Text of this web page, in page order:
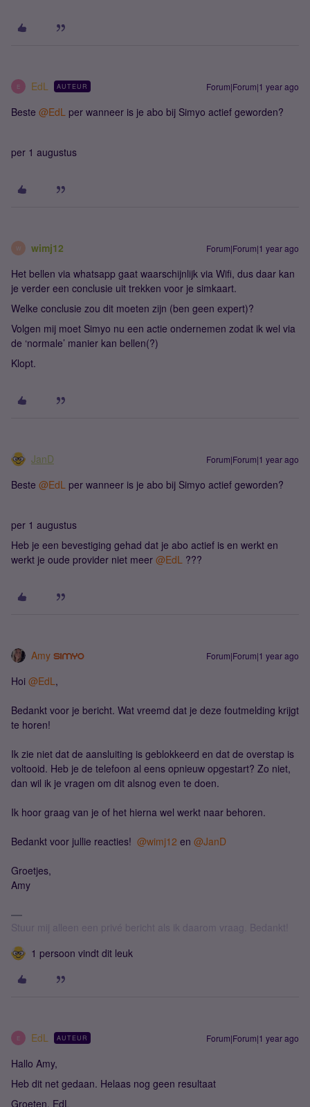
E EdL AUTEUR Forum|Forum|1 year ago
Beste ​ @EdL per wanneer is je abo bij Simyo actief geworden?
per 1 augustus
W wimj12 Forum|Forum|1 year ago
Het bellen via whatsapp gaat waarschijnlijk via Wifi, dus daar kan
je verder een conclusie uit trekken voor je simkaart.
Welke conclusie zou dit moeten zijn (ben geen expert)?
Volgen mij moet Simyo nu een actie ondernemen zodat ik wel via
de ‘normale’ manier kan bellen(?)
Klopt.
JanD Forum|Forum|1 year ago
Beste ​ @EdL per wanneer is je abo bij Simyo actief geworden?
per 1 augustus
Heb je een bevestiging gehad dat je abo actief is en werkt en
werkt je oude provider niet meer ​ @EdL ???
Amy Forum|Forum|1 year ago
Hoi ​ @EdL,
Bedankt voor je bericht. Wat vreemd dat je deze foutmelding krijgt
te horen!
Ik zie niet dat de aansluiting is geblokkeerd en dat de overstap is
voltooid. Heb je de telefoon al eens opnieuw opgestart? Zo niet,
dan wil ik je vragen om dit alsnog even te doen.
Ik hoor graag van je of het hierna wel werkt naar behoren.
Bedankt voor jullie reacties! ​ @wimj12 en ​ @JanD
Groetjes,
Amy
Stuur mij alleen een privé bericht als ik daarom vraag. Bedankt!
1 persoon vindt dit leuk
E EdL AUTEUR Forum|Forum|1 year ago
Hallo Amy,
Heb dit net gedaan. Helaas nog geen resultaat
Groeten, EdL